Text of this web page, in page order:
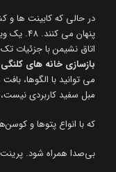
پنهان
اتاق نشیمن با جزئیات
بازسازی خانه های
می توانید با الگوها،
مبل سفید کاربردی
که با انواع پتوها و
بی‌صدا همراه شود.